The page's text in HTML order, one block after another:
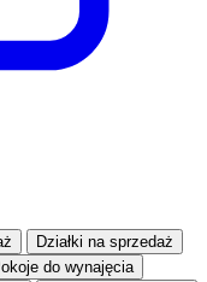
Działki na sprzedaż
do wynajęcia